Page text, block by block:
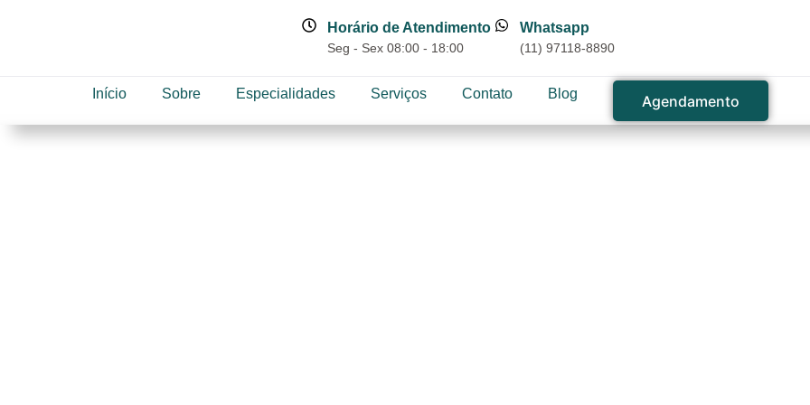
Horário de Atendimento
Seg - Sex 08:00 - 18:00
Whatsapp
(11) 97118-8890
Início Sobre Especialidades Serviços Contato Blog Agendamento